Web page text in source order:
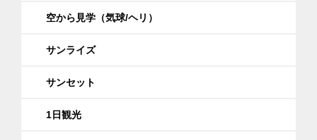
空から見学（気球/ヘリ）
サンライズ
サンセット
1日観光